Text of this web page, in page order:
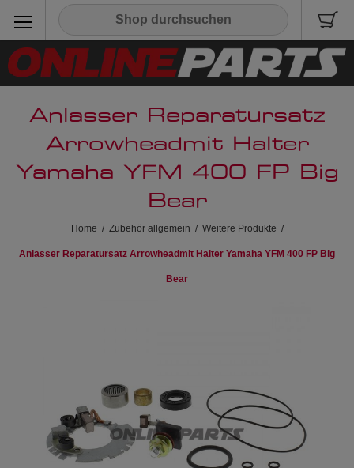
Anlasser Reparatursatz
Arrowheadmit Halter
Yamaha YFM 400 FP Big
Bear
Home / Zubehör allgemein / Weitere Produkte /
Anlasser Reparatursatz Arrowheadmit Halter Yamaha YFM 400 FP Big
Bear